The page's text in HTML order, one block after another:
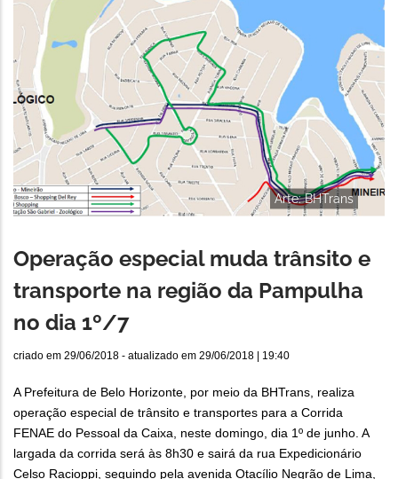
Arte: BHTrans
Operação especial muda trânsito e
transporte na região da Pampulha
no dia 1º/7
criado em 29/06/2018 - atualizado em 29/06/2018 | 19:40
A Prefeitura de Belo Horizonte, por meio da BHTrans, realiza
operação especial de trânsito e transportes para a Corrida
FENAE do Pessoal da Caixa, neste domingo, dia 1º de junho. A
largada da corrida será às 8h30 e sairá da rua Expedicionário
Celso Racioppi, seguindo pela avenida Otacílio Negrão de Lima,